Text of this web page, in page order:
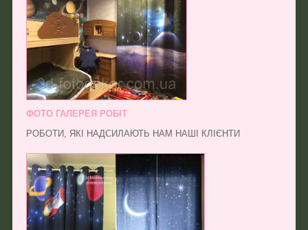
ФОТО ГАЛЕРЕЯ РОБІТ
РОБОТИ, ЯКІ НАДСИЛАЮТЬ НАМ НАШІ КЛІЄНТИ